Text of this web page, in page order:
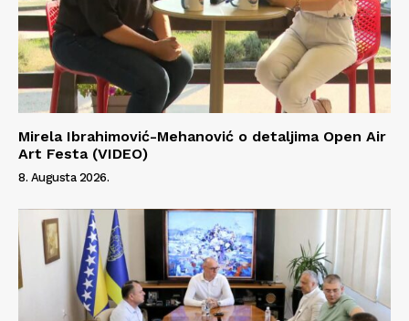
Mirela Ibrahimović-Mehanović o detaljima Open Air
Art Festa (VIDEO)
8. Augusta 2026.